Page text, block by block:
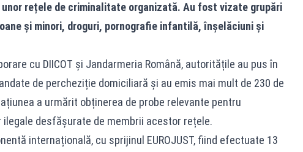
rețele de criminalitate organizată. Au fost vizate grupări
și minori, droguri, pornografie infantilă, înșelăciuni și
cu DIICOT și Jandarmeria Română, autoritățile au pus în
de percheziție domiciliară și au emis mai mult de 230 de
a urmărit obținerea de probe relevante pentru
desfășurate de membrii acestor rețele.
internațională, cu sprijinul EUROJUST, fiind efectuate 13